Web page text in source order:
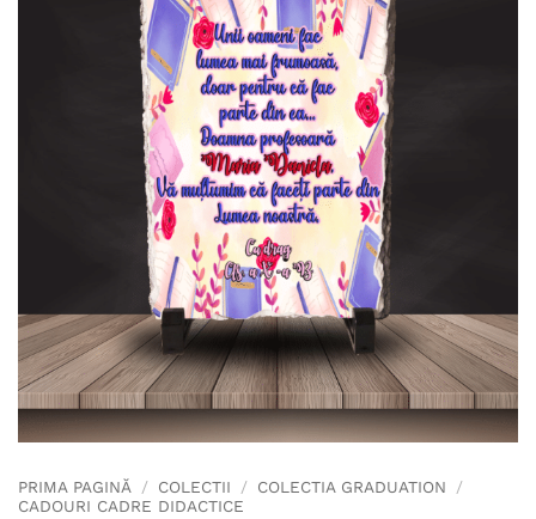
PRIMA PAGINĂ / COLECTII / COLECTIA GRADUATION
/
CADOURI CADRE DIDACTICE